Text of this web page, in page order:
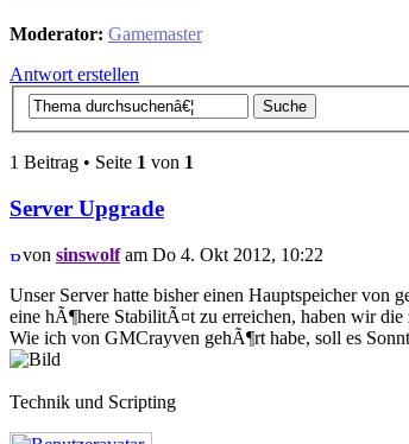
Moderator: Gamemaster
Antwort erstellen
1 Beitrag • Seite 1 von 1
Server Upgrade
von sinswolfam Do 4. Okt 2012, 10:22
Unser Server hatte bisher einen Hauptspeicher
eine hÃ¶here StabilitÃ¤t zu erreichen, haben wir
Wie ich von GMCrayven gehÃ¶rt habe, soll es
Technik und Scripting